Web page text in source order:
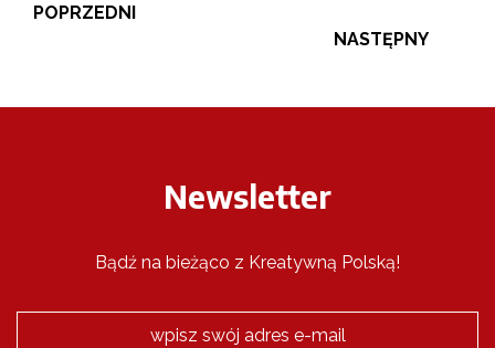
POPRZEDNI
NASTĘPNY
Newsletter
Bądź na bieżąco z Kreatywną Polską!